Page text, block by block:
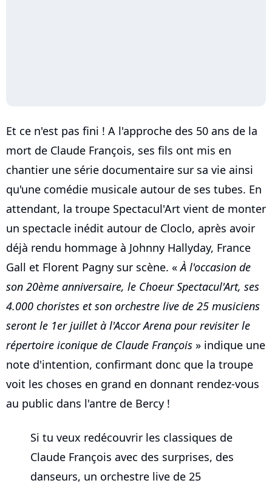
Et ce n'est pas fini ! A l'approche des 50 ans de la
mort de Claude François, ses fils ont mis en
chantier une série documentaire sur sa vie ainsi
qu'une comédie musicale autour de ses tubes. En
attendant, la troupe Spectacul'Art vient de monter
un spectacle inédit autour de Cloclo, après avoir
déjà rendu hommage à Johnny Hallyday, France
Gall et Florent Pagny sur scène. «À l'occasion de
son 20ème anniversaire, le Choeur Spectacul'Art, ses
4.000 choristes et son orchestre live de 25 musiciens
seront le 1er juillet à l'Accor Arena pour revisiter le
répertoire iconique de Claude François » indique une
note d'intention, confirmant donc que la troupe
voit les choses en grand en donnant rendez-vous
au public dans l'antre de Bercy !
Si tu veux redécouvrir les classiques de
Claude François avec des surprises, des
danseurs, un orchestre live de 25